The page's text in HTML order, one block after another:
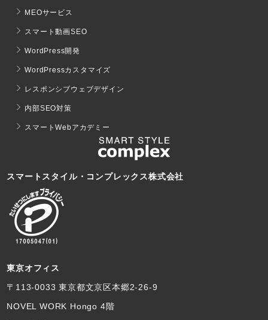
MEOサービス
スマート動画SEO
WordPress開発
WordPressカスタマイズ
レスポンシブウェブデザイン
内部SEO対策
スマートWebアカデミー
スマートスタイル・コンプレックス株式会社
東京オフィス
〒113-0033 東京都文京区本郷2-26-9
NOVEL WORK Hongo 4階